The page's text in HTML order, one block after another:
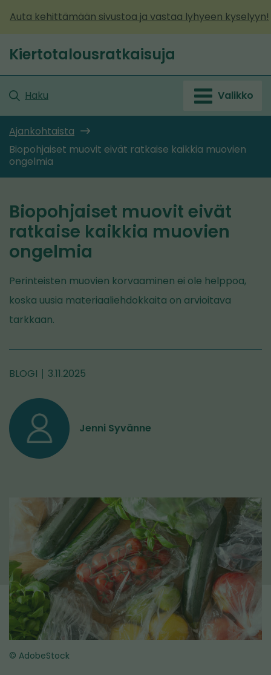
sisältöön
Auta kehittämään sivustoa ja vastaa lyhyeen kyselyyn!
Etusivu
Kiertotalousratkaisuja
Haku Valikko
Ajankohtaista
Biopohjaiset muovit eivät ratkaise kaikkia muovien
ongelmia
Biopohjaiset muovit eivät
ratkaise kaikkia muovien
ongelmia
Perinteisten muovien korvaaminen ei ole helppoa,
koska uusia materiaaliehdokkaita on arvioitava
tarkkaan.
BLOGI 3.11.2025
Jenni Syvänne
© AdobeStock